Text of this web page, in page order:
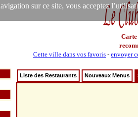
sur ce site, vous acceptez
Carte
Cette ville dans vos favoris - envoyer
Liste des Restaurants Nouveaux Menus